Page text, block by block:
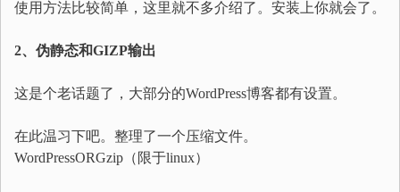
使用方法比较简单，这里就不多介绍了。安装上你就会了。
2、伪静态和GIZP输出
这是个老话题了，大部分的WordPress博客都有设置。
在此温习下吧。整理了一个压缩文件。
WordPressORGzip（限于linux）